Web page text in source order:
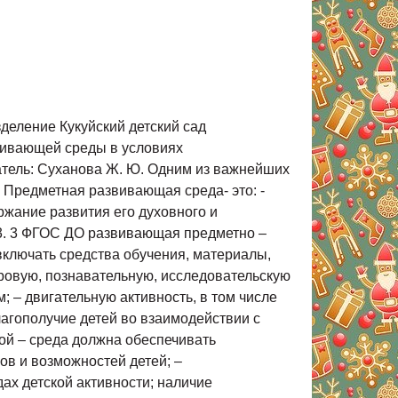
сестер, атрибуты для игр в школу. Необходимыми в оборудовании старших дошкольников являются материалы, стимулирующие развитие широких социальных интересов и познавательной активности детей. Это детские энциклопедии, иллюстрированные издания о животном и растительном мире планеты, о жизни людей разных стран, детские журналы, альбомы, проспекты. Насыщенная развивающая предметно – пространственная и образовательная среда становится основой для организации увлекательной, содержательной жизни и разностороннего развития каждого ребенка. Развивающая предметная среда является основным средством формирования личности ребенка и является источником его знаний и социального опыта. Среда, окружающая детей в детском саду, должна обеспечивать безопасность их жизни, способствовать укреплению здоровья и закаливанию организма каждого их них. . Что должен знать педагог при организации развивающей предметно- пространственной среды в группе: Среда должна выполнять образовательную, развивающую, воспитывающую, стимулирующую, организованную, коммуникативную функции. Но самое главное – она должна работать на развитие самостоятельности и самодеятельности ребенка. Необходимо гибкое и вариативное использование пространства. Среда должна служить удовлетворению потребностей и интересов ребенка. Форма и дизайн предметов направлены на безопасность и соответствовать возрасту детей группы. Элементы декора должны быть легко сменяемыми. В каждой группе необходимо предусмотреть место для детской экспериментальной деятельности. Организуя предметную среду в групповом помещении, необходимо учитывать закономерности психического развития, показатели их здоровья, психофизиологические и коммуникативные особенности, уровень общего и речевого развития, а также показатели эмоциональной сферы. Цветовая палитра должна быть представлена теплыми, пастельными тонами. При создании развивающего пространства в групповом помещении необходимо учитывать ведущую роль игровой деятельности. Развивающая предметно – пространственная среда группы должна меняться в зависимости от возрастных особенностей детей, периода обучения, образовательной программ Таким образом, создание оптимальных условий предметно- развивающей среды, учет